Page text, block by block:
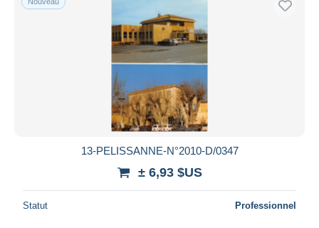
13-PELISSANNE-N°2010-D/0347
± 6,93 $US
Statut Professionnel